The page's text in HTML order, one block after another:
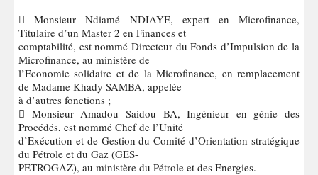
 Monsieur Ndiamé NDIAYE, expert en Microfinance,
Titulaire d’un Master 2 en Finances et
comptabilité, est nommé Directeur du Fonds d’Impulsion de la
Microfinance, au ministère de
l’Economie solidaire et de la Microfinance, en remplacement
de Madame Khady SAMBA, appelée
à d’autres fonctions ;
 Monsieur Amadou Saidou BA, Ingénieur en génie des
Procédés, est nommé Chef de l’Unité
d’Exécution et de Gestion du Comité d’Orientation stratégique
du Pétrole et du Gaz (GES-
PETROGAZ), au ministère du Pétrole et des Energies.